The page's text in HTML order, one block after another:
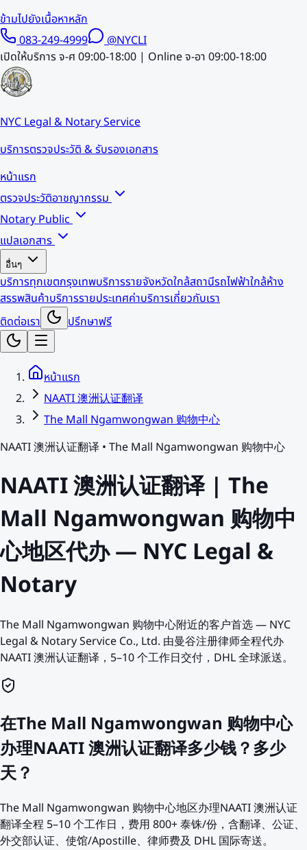
ข้ามไปยังเนื้อหาหลัก
083-249-4999
@NYCLI
เปิดให้บริการ จ-ศ 09:00-18:00 | Online จ-อา 09:00-18:00
NYC Legal & Notary Service
บริการตรวจประวัติ & รับรองเอกสาร
หน้าแรก
ตรวจประวัติอาชญากรรม
Notary Public
แปลเอกสาร
อื่นๆ
บริการทุกเขตกรุงเทพบริการรายจังหวัดใกล้สถานีรถไฟฟ้าใกล้ห้าง
สรรพสินค้าบริการรายประเทศค่าบริการเกี่ยวกับเรา
ติดต่อเรา
ปรึกษาฟรี
หน้าแรก
NAATI 澳洲认证翻译
The Mall Ngamwongwan 购物中心
NAATI 澳洲认证翻译 • The Mall Ngamwongwan 购物中心
NAATI 澳洲认证翻译 | The
Mall Ngamwongwan 购物中
心地区代办 — NYC Legal &
Notary
The Mall Ngamwongwan 购物中心附近的客户首选 — NYC
Legal & Notary Service Co., Ltd. 由曼谷注册律师全程代办
NAATI 澳洲认证翻译，5–10 个工作日交付，DHL 全球派送。
在The Mall Ngamwongwan 购物中心
办理NAATI 澳洲认证翻译多少钱？多少
天？
The Mall Ngamwongwan 购物中心地区办理NAATI 澳洲认证
翻译全程 5–10 个工作日，费用 800+ 泰铢/份，含翻译、公证、
外交部认证、使馆/Apostille、律师费及 DHL 国际寄送。